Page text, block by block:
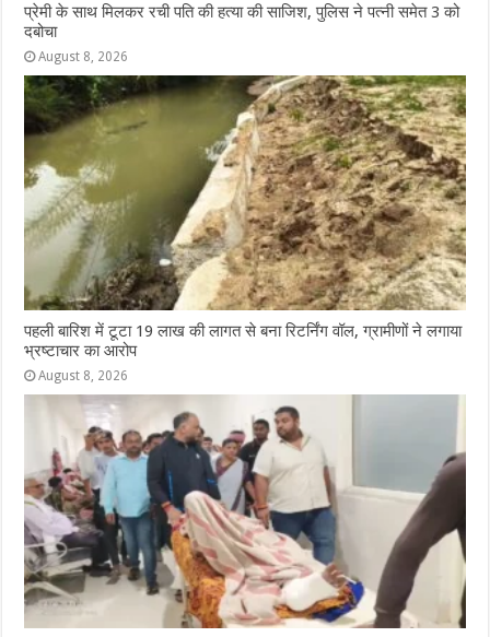
प्रेमी के साथ मिलकर रची पति की हत्या की साजिश, पुलिस ने पत्नी समेत 3 को
दबोचा
August 8, 2026
पहली बारिश में टूटा 19 लाख की लागत से बना रिटर्निंग वॉल, ग्रामीणों ने लगाया
भ्रष्टाचार का आरोप
August 8, 2026